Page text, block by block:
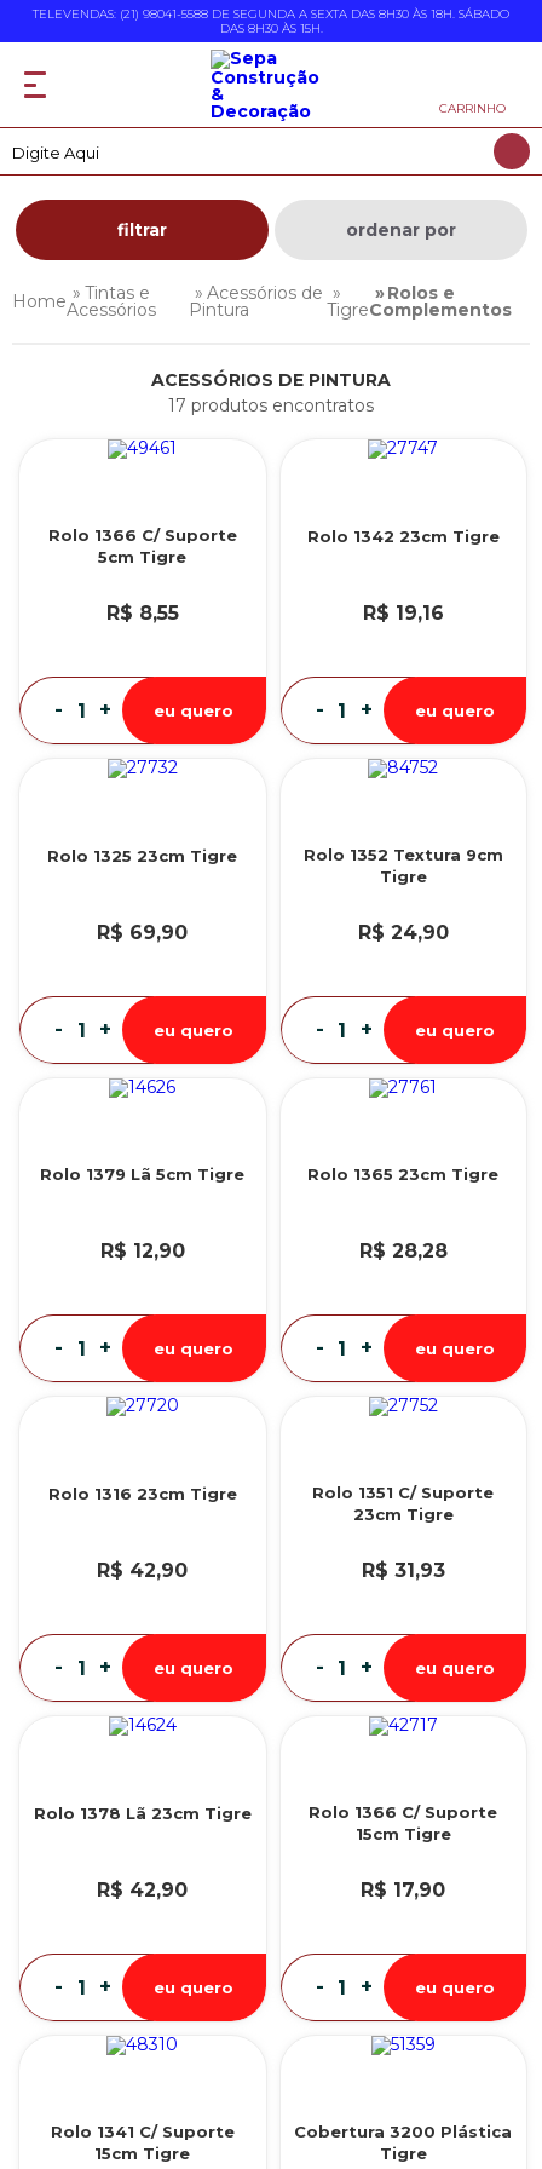
TELEVENDAS: (21) 98041-5588 DE SEGUNDA A SEXTA DAS 8H30 ÀS 18H. SÁBADO
DAS 8H30 ÀS 15H.
CARRINHO
filtrar ordenar por
Tintas e
Acessórios
Acessórios de
Pintura Tigre
Rolos e
Complementos
ACESSÓRIOS DE PINTURA
17 produtos encontratos
Rolo 1366 C/ Suporte
5cm Tigre
R$ 8,55
- + eu quero
Rolo 1342 23cm Tigre
R$ 19,16
- + eu quero
Rolo 1325 23cm Tigre
R$ 69,90
- + eu quero
Rolo 1352 Textura 9cm
Tigre
R$ 24,90
- + eu quero
Rolo 1379 Lã 5cm Tigre
R$ 12,90
- + eu quero
Rolo 1365 23cm Tigre
R$ 28,28
- + eu quero
Rolo 1316 23cm Tigre
R$ 42,90
- + eu quero
Rolo 1351 C/ Suporte
23cm Tigre
R$ 31,93
- + eu quero
Rolo 1378 Lã 23cm Tigre
R$ 42,90
- + eu quero
Rolo 1366 C/ Suporte
15cm Tigre
R$ 17,90
- + eu quero
Rolo 1341 C/ Suporte
15cm Tigre
Cobertura 3200 Plástica
Tigre